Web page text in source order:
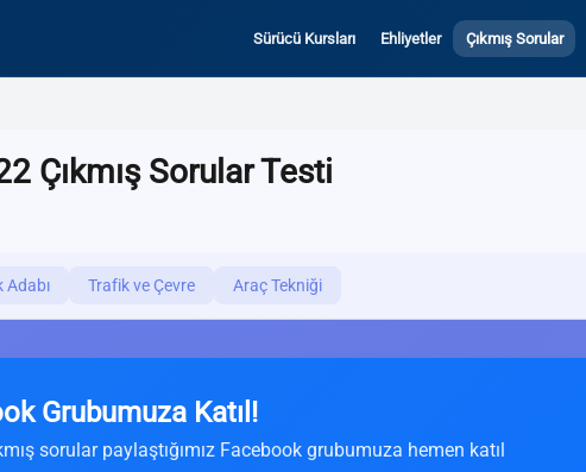
Sürücü Kursları Ehliyetler Çıkmış Sorular
Çıkmış Sorular Testi
Adabı Trafik ve Çevre Araç Tekniği
Grubumuza Katıl!
sorular paylaştığımız Facebook grubumuza hemen katıl